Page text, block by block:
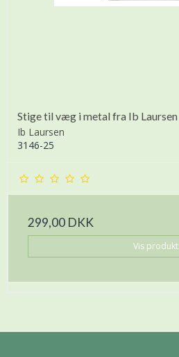
Stige til væg i metal fra Ib Laursen
Ib Laursen
3146-25
299,00 DKK
Vis produkt